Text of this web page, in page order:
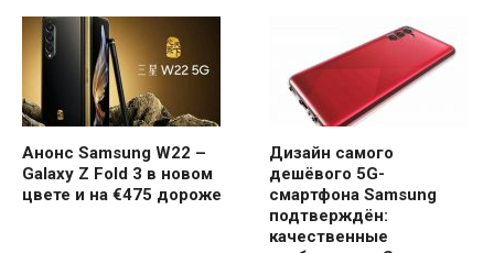
Анонс Samsung W22 –
Galaxy Z Fold 3 в новом
цвете и на €475 дороже
Дизайн самого
дешёвого 5G-
смартфона Samsung
подтверждён:
качественные